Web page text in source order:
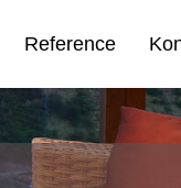
Reference